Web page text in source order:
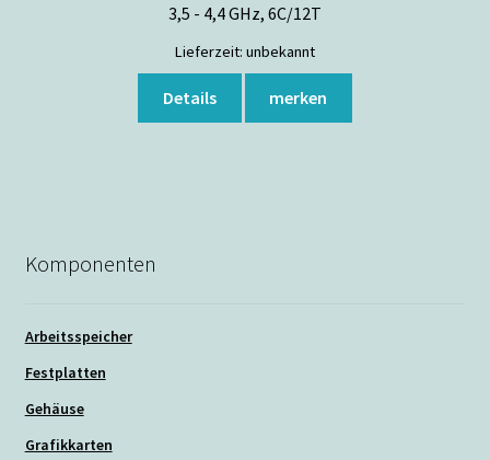
3,5 - 4,4 GHz, 6C/12T
Lieferzeit: unbekannt
Details merken
Komponenten
Arbeitsspeicher
Festplatten
Gehäuse
Grafikkarten